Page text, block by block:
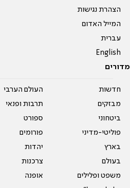
הצהרת נגישות
המייל האדום
עברית
English
מדורים
חדשות
מבזקים
ביטחוני
פוליטי-מדיני
בארץ
בעולם
משפט ופלילים
העולם הערבי
תרבות ופנאי
ספורט
פורומים
יהדות
צרכנות
אופנה